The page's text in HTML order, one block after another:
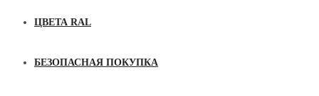
ЦВЕТА RAL
БЕЗОПАСНАЯ ПОКУПКА